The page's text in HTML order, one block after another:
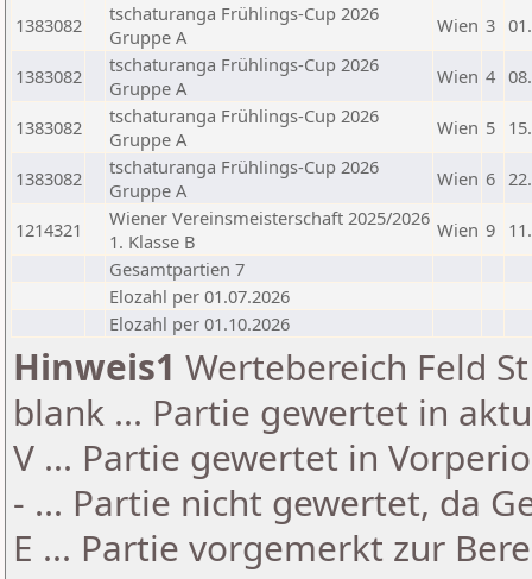
1383082
tschaturanga Frühlings-Cup 2026
Gruppe A
Wien 3
1383082
tschaturanga Frühlings-Cup 2026
Gruppe A
Wien 4
1383082
tschaturanga Frühlings-Cup 2026
Gruppe A
Wien 5
1383082
tschaturanga Frühlings-Cup 2026
Gruppe A
Wien 6
1214321
Wiener Vereinsmeisterschaft 2025/2026
1. Klasse B
Wien 9
Gesamtpartien 7
Elozahl per 01.07.2026
Elozahl per 01.10.2026
Hinweis1 Wertebereich Feld
blank ... Partie gewertet in
V ... Partie gewertet in
- ... Partie nicht gewertet, da
E ... Partie vorgemerkt zur